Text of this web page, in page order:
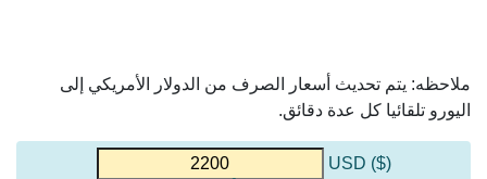
ملاحظه: يتم تحديث أسعار الصرف من الدولار الأمريكي إلى
اليورو تلقائيا كل عدة دقائق.
($) USD